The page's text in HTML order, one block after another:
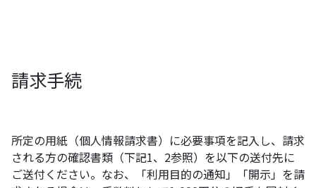
請求手続
所定の用紙（個人情報請求書）に必要事項を記入し、請求
される方の確認書類（下記1、2参照）を以下の送付先に
ご送付ください。なお、「利用目的の通知」「開示」を請